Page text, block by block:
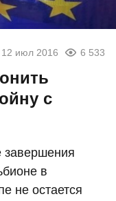
12 июл 2016 6 533
с
завершения
в
не остается